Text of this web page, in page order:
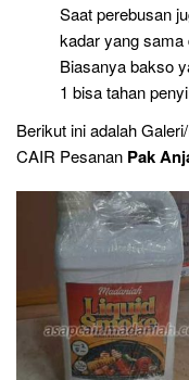
Saat perebusan
kadar yang sama
Biasanya bakso
1 bisa tahan
Berikut ini adalah
CAIR Pesanan Pak